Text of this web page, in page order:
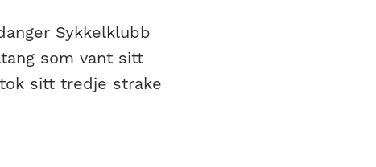
Sykkelklubb
som vant sitt
sitt tredje strake